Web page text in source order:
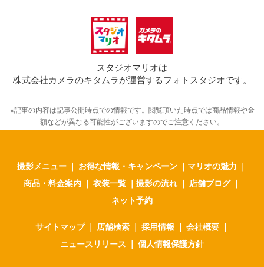
スタジオマリオは
株式会社カメラのキタムラが運営するフォトスタジオです。
※記事の内容は記事公開時点での情報です。閲覧頂いた時点では商品情報や金
額などが異なる可能性がございますのでご注意ください。
撮影メニュー ｜ お得な情報・キャンペーン ｜ マリオの魅力 ｜
商品・料金案内 ｜ 衣装一覧 ｜ 撮影の流れ ｜ 店舗ブログ ｜
ネット予約
サイトマップ ｜ 店舗検索 ｜ 採用情報 ｜ 会社概要 ｜
ニュースリリース ｜ 個人情報保護方針